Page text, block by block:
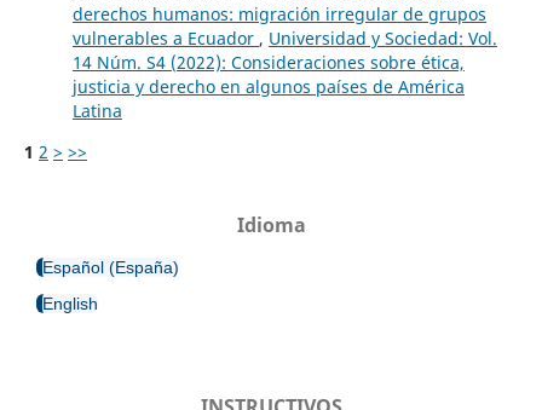
derechos humanos: migración irregular de grupos
vulnerables a Ecuador , Universidad y Sociedad: Vol.
14 Núm. S4 (2022): Consideraciones sobre ética,
justicia y derecho en algunos países de América
Latina
1 2 > >>
Idioma
Español (España)
English